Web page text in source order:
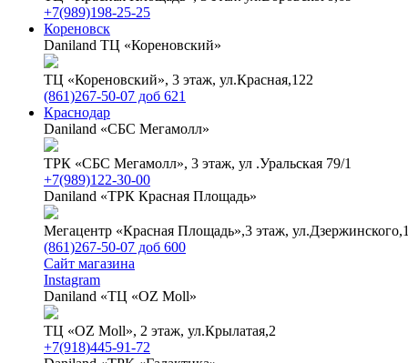
+7(989)198-25-25
Кореновск
Daniland ТЦ «Кореновский»
ТЦ «Кореновский», 3 этаж, ул.Красная,122
(861)267-50-07 доб 621
Краснодар
Daniland «СБС Мегамолл»
ТРК «СБС Мегамолл», 3 этаж, ул .Уральская 79/1
+7(989)122-30-00
Daniland «ТРК Красная Площадь»
Мегацентр «Красная Площадь»,3 этаж,
(861)267-50-07 доб 600
Сайт магазина
Instagram
Daniland «ТЦ «OZ Moll»
ТЦ «OZ Moll», 2 этаж, ул.Крылатая,2
+7(918)445-91-72